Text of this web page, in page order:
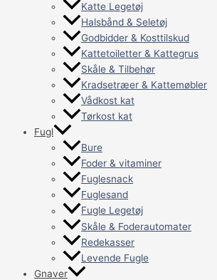
Katte Legetøj
Halsbånd & Seletøj
Godbidder & Kosttilskud
Kattetoiletter & Kattegrus
Skåle & Tilbehør
Kradsetræer & Kattemøbler
Vådkost kat
Tørkost kat
Fugl
Bure
Foder & vitaminer
Fuglesnack
Fuglesand
Fugle Legetøj
Skåle & Foderautomater
Redekasser
Levende Fugle
Gnaver